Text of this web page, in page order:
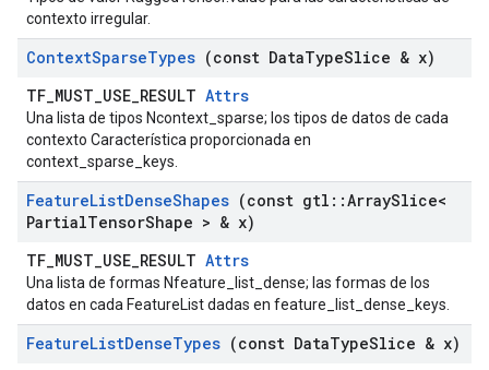
contexto irregular.
ContextSparseTypes (const DataTypeSlice & x)
TF_MUST_USE_RESULT Attrs
Una lista de tipos Ncontext_sparse; los tipos de datos de cada
contexto Característica proporcionada en
context_sparse_keys.
FeatureListDenseShapes (const gtl ::ArraySlice<
PartialTensorShape > & x)
TF_MUST_USE_RESULT Attrs
Una lista de formas Nfeature_list_dense; las formas de los
datos en cada FeatureList dadas en feature_list_dense_keys.
FeatureListDenseTypes (const DataTypeSlice & x)